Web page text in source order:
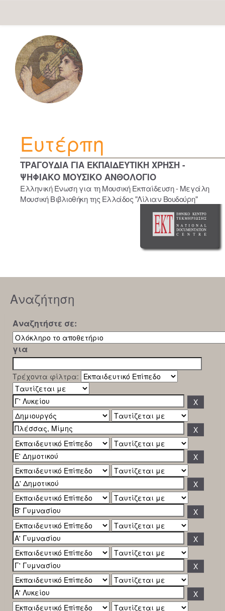
navigation
Ευτέρπη
ΤΡΑΓΟΥΔΙΑ ΓΙΑ ΕΚΠΑΙΔΕΥΤΙΚΗ ΧΡΗΣΗ -
ΨΗΦΙΑΚΟ ΜΟΥΣΙΚΟ ΑΝΘΟΛΟΓΙΟ
Ελληνική Ένωση για τη Μουσική Εκπαίδευση - Μεγάλη
Μουσική Βιβλιοθήκη της Ελλάδος "Λίλιαν Βουδούρη"
Αναζήτηση
Αναζητήστε σε:
για
Τρέχοντα φίλτρα: